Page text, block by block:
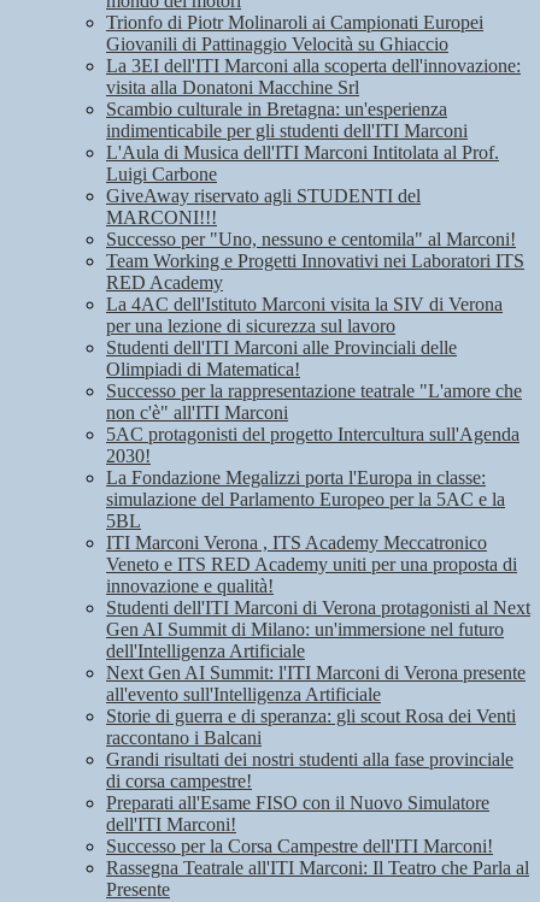
Trionfo di Piotr Molinaroli ai Campionati Europei
Giovanili di Pattinaggio Velocità su Ghiaccio
La 3EI dell'ITI Marconi alla scoperta dell'innovazione:
visita alla Donatoni Macchine Srl
Scambio culturale in Bretagna: un'esperienza
indimenticabile per gli studenti dell'ITI Marconi
L'Aula di Musica dell'ITI Marconi Intitolata al Prof.
Luigi Carbone
GiveAway riservato agli STUDENTI del
MARCONI!!!
Successo per "Uno, nessuno e centomila" al Marconi!
Team Working e Progetti Innovativi nei Laboratori ITS
RED Academy
La 4AC dell'Istituto Marconi visita la SIV di Verona
per una lezione di sicurezza sul lavoro
Studenti dell'ITI Marconi alle Provinciali delle
Olimpiadi di Matematica!
Successo per la rappresentazione teatrale "L'amore che
non c'è" all'ITI Marconi
5AC protagonisti del progetto Intercultura sull'Agenda
2030!
La Fondazione Megalizzi porta l'Europa in classe:
simulazione del Parlamento Europeo per la 5AC e la
5BL
ITI Marconi Verona , ITS Academy Meccatronico
Veneto e ITS RED Academy uniti per una proposta di
innovazione e qualità!
Studenti dell'ITI Marconi di Verona protagonisti al Next
Gen AI Summit di Milano: un'immersione nel futuro
dell'Intelligenza Artificiale
Next Gen AI Summit: l'ITI Marconi di Verona presente
all'evento sull'Intelligenza Artificiale
Storie di guerra e di speranza: gli scout Rosa dei Venti
raccontano i Balcani
Grandi risultati dei nostri studenti alla fase provinciale
di corsa campestre!
Preparati all'Esame FISO con il Nuovo Simulatore
dell'ITI Marconi!
Successo per la Corsa Campestre dell'ITI Marconi!
Rassegna Teatrale all'ITI Marconi: Il Teatro che Parla al
Presente